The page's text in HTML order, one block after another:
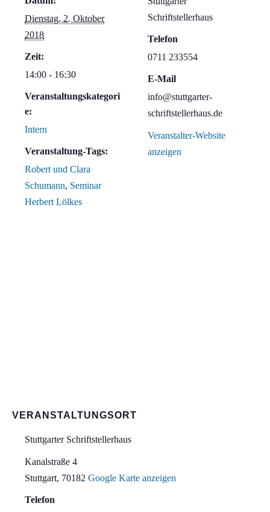
Dienstag, 2. Oktober
2018
Zeit:
14:00 - 16:30
Veranstaltungskategori
e:
Intern
Veranstaltung-Tags:
Robert und Clara
Schumann, Seminar
Herbert Lölkes
Schriftstellerhaus
Telefon
0711 233554
E-Mail
info@stuttgarter-
schriftstellerhaus.de
Veranstalter-Website
anzeigen
VERANSTALTUNGSORT
Stuttgarter Schriftstellerhaus
Kanalstraße 4
Stuttgart, 70182 Google Karte anzeigen
Telefon